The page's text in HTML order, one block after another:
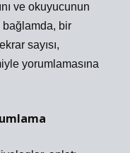
ve okuyucunun
bağlamda, bir
sayısı,
yorumlamasına